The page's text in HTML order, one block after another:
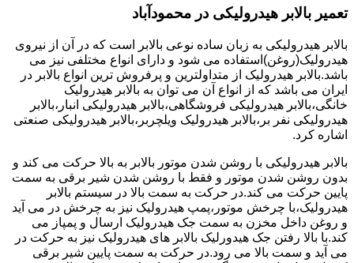
تعمیر بالابر هیدرولیکی در محمودآباد
بالابر هیدرولیکی به زبان ساده نوعی بالابر است که در آن از نیروی
هیدرولیک(روغن)استفاده می شود و دارای انواع مختلفی نیز می
باشد.بالابر هیدرولیک از متداولترین و پرفروش ترین انواع بالابر در
ایران می باشد که از انواع آن می توان به بالابر هیدرولیک
خانگی،بالابر هیدرولیکی فروشگاهی،بالابر هیدرولیکی انبار،بالابر
هیدرولیکی نفر بر،بالابر هیدرولیک ویلچربر،بالابر هیدرولیکی صنعتی
اشاره کرد.
بالابر هیدرولیکی با روشن شدن موتور بالابر به بالا حرکت می کند و
بدون روشن شدن موتور و فقط با روشن شدن شیر برقی به سمت
پایین حرکت می کند.در حرکت به سمت بالا در سیستم بالابر
هیدرولیک،با چرخش موتور،پمپ هیدرولیک نیز به چرخش در می آید
و روغن داخل مخزن به سمت جک هیدرولیک ارسال و پمپاز می
کند.با بالا رفتن جک هیدورلیک بالابر های هیدرولیک نیز به حرکت در
می آید و سمت بالا می رود.در حرکت به سمت پایین شیر برقی